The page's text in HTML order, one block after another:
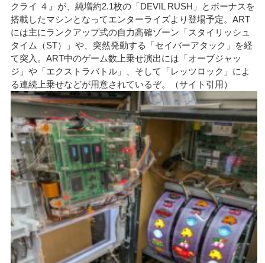
クライ ４』が、純増約2.1枚の「DEVIL RUSH」とボーナスを
搭載したマシンとなってエンターライズより登場予定。ART
には主にランクアップ式の自力高確ゾーン「スタイリッシュ
タイム（ST）」や、突然発動する「セイバーアタック」を経
て突入。ART中のゲーム数上乗せ演出には「オーブジャッ
ジ」や「エクストラバトル」、そして「レッツロック」によ
る連続上乗せなどが用意されているぞ。（サイト引用）